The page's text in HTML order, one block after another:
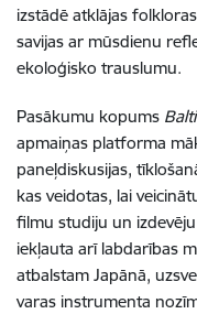
izstādē atklājas
savijas ar mūsdienu
ekoloģisko trauslumu.
Pasākumu kopums
apmaiņas platforma
paneļdiskusijas,
kas veidotas, lai
filmu studiju un
iekļauta arī labdarības
atbalstam Japānā,
varas instrumenta